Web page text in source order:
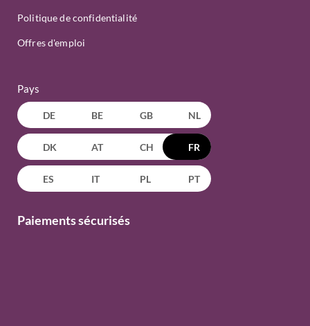
Politique de confidentialité
Offres d'emploi
Pays
DE BE GB NL
DK AT CH FR
ES IT PL PT
Paiements sécurisés